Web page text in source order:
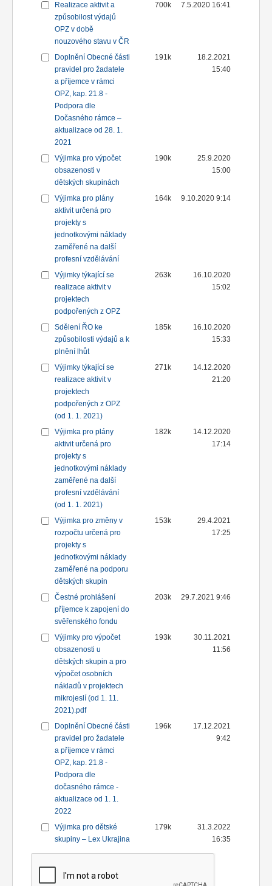
Realizace aktivit a
způsobilost výdajů
OPZ v době
nouzového stavu v ČR
700k 7.5.2020 16:41
Doplnění Obecné části
pravidel pro žadatele
a příjemce v rámci
OPZ, kap. 21.8 -
Podpora dle
Dočasného rámce –
aktualizace od 28. 1.
2021
191k
18.2.2021
15:40
Výjimka pro výpočet
obsazenosti v
dětských skupinách
190k
25.9.2020
15:00
Výjimka pro plány
aktivit určená pro
projekty s
jednotkovými náklady
zaměřené na další
profesní vzdělávání
164k 9.10.2020 9:14
Výjimky týkající se
realizace aktivit v
projektech
podpořených z OPZ
263k
16.10.2020
15:02
Sdělení ŘO ke
způsobilosti výdajů a k
plnění lhůt
185k
16.10.2020
15:33
Výjimky týkající se
realizace aktivit v
projektech
podpořených z OPZ
(od 1. 1. 2021)
271k
14.12.2020
21:20
Výjimka pro plány
aktivit určená pro
projekty s
jednotkovými náklady
zaměřené na další
profesní vzdělávání
(od 1. 1. 2021)
182k
14.12.2020
17:14
Výjimka pro změny v
rozpočtu určená pro
projekty s
jednotkovými náklady
zaměřené na podporu
dětských skupin
153k
29.4.2021
17:25
Čestné prohlášení
příjemce k zapojení do
svěřenského fondu
203k 29.7.2021 9:46
Výjimky pro výpočet
obsazenosti u
dětských skupin a pro
výpočet osobních
nákladů v projektech
mikrojeslí (od 1. 11.
2021).pdf
193k
30.11.2021
11:56
Doplnění Obecné části
pravidel pro žadatele
a příjemce v rámci
OPZ, kap. 21.8 -
Podpora dle
dočasného rámce -
aktualizace od 1. 1.
2022
196k
17.12.2021
9:42
Výjimka pro dětské
skupiny – Lex Ukrajina
179k
31.3.2022
16:35